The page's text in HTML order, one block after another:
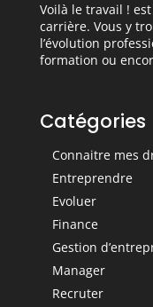
Voilà le travail !
carrière. Vous y
l’évolution
formation ou
Catégories
Connaitre mes
Entreprendre
Evoluer
Finance
Gestion
Manager
Recruter